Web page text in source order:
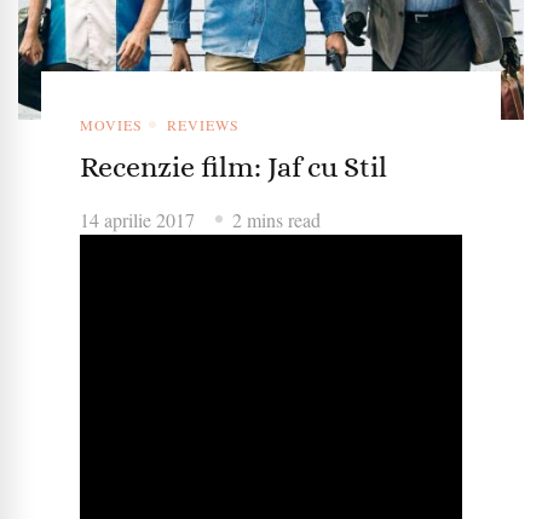
MOVIES REVIEWS
Recenzie film: Jaf cu Stil
14 aprilie 2017 2 mins read